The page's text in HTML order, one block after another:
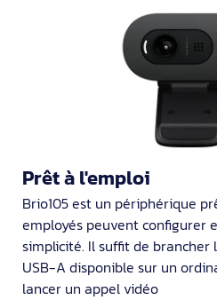
Prêt à l'emploi
Brio105 est un périphérique
employés peuvent configurer
simplicité. Il suffit de brancher
USB-A disponible sur un
lancer un appel vidéo